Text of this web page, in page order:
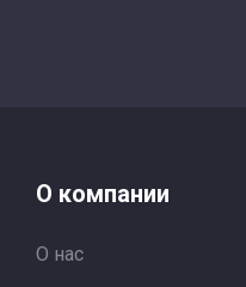
О компании
О нас